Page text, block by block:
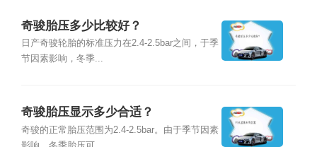
奇骏胎压多少比较好？
日产奇骏轮胎的标准压力在2.4-2.5bar之间，于季
节因素影响，冬季...
奇骏胎压显示多少合适？
奇骏的正常胎压范围为2.4-2.5bar。由于季节因素